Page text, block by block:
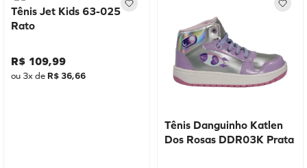
Tênis Jet Kids 63-025
Rato
R$ 109,99
ou 3x de R$ 36,66
Tênis Danguinho Katlen
Dos Rosas DDR03K Prata